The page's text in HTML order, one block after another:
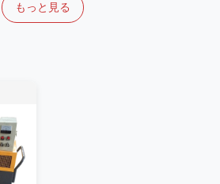
もっと見る